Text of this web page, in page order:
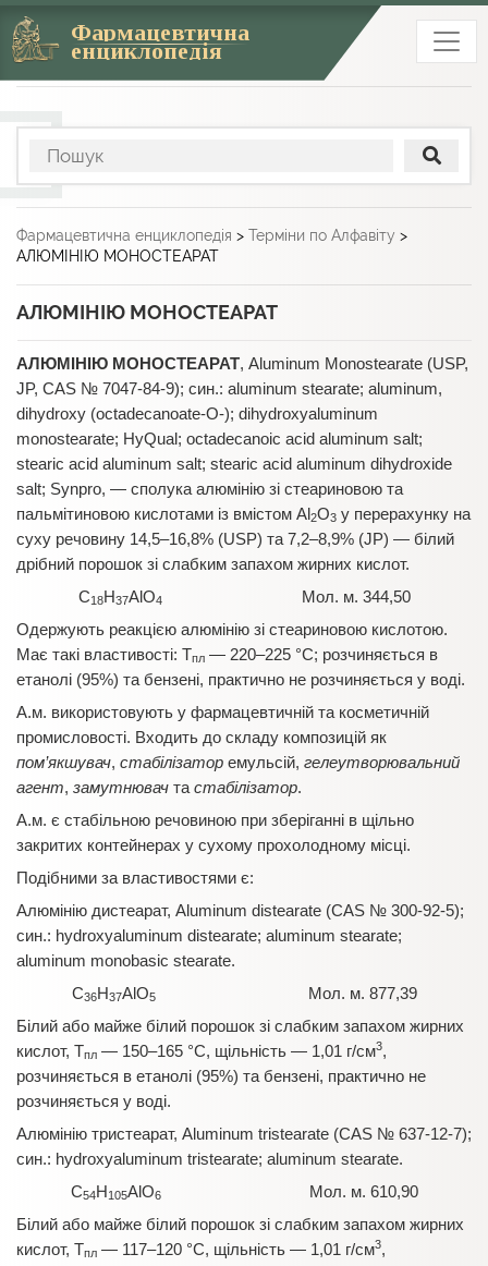
Фармацевтична
енциклопедія
Фармацевтична енциклопедія > Терміни по Алфавіту >
АЛЮМІНІЮ МОНОСТЕАРАТ
АЛЮМІНІЮ МОНОСТЕАРАТ
АЛЮМІНІЮ МОНОСТЕАРАТ, Aluminum Monostearate (USP,
JP, CAS № 7047-84-9); син.: аluminum stearate; aluminum,
dihydroxy (octadecanoate-O-); dihydroxyaluminum
monostearate; HyQual; octadecanoic acid aluminum salt;
stearic acid aluminum salt; stearic acid aluminum dihydroxide
salt; Synpro, — сполука алюмінію зі стеариновою та
пальмітиновою кислотами із вмістом Al2O3 у перерахунку на
суху речовину 14,5–16,8% (USP) та 7,2–8,9% (JP) — білий
дрібний порошок зі слабким запахом жирних кислот.
C18H37AlO4
Мол. м. 344,50
Одержують реакцією алюмінію зі стеариновою кислотою.
Має такі властивості: Tпл — 220–225 °C; розчиняється в
етанолі (95%) та бензені, практично не розчиняється у воді.
А.м. використовують у фармацевтичній та косметичній
промисловості. Входить до складу композицій як
пом’якшувач, стабілізатор емульсій, гелеутворювальний
агент, замутнювач та стабілізатор.
А.м. є стабільною речовиною при зберіганні в щільно
закритих контейнерах у сухому прохолодному місці.
Подібними за властивостями є:
Алюмінію дистеарат, Aluminum distearate (CAS № 300-92-5);
син.: hydroxyaluminum distearate; aluminum stearate;
aluminum monobasic stearate.
C36H37AlO5Мол. м. 877,39
Білий або майже білий порошок зі слабким запахом жирних
кислот, Tпл — 150–165 °C, щільність — 1,01 г/см3,
розчиняється в етанолі (95%) та бензені, практично не
розчиняється у воді.
Алюмінію тристеарат, Aluminum tristearate (CAS № 637-12-7);
син.: hydroxyaluminum tristearate; aluminum stearate.
C54H105AlO6Мол. м. 610,90
Білий або майже білий порошок зі слабким запахом жирних
кислот, Tпл — 117–120 °C, щільність — 1,01 г/см3,